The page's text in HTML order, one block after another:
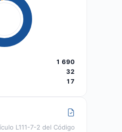
1 690
32
17
L111-7-2 del Código